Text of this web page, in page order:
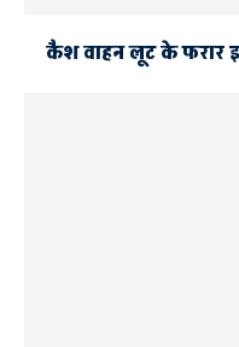
कैश वाहन लूट के फरार